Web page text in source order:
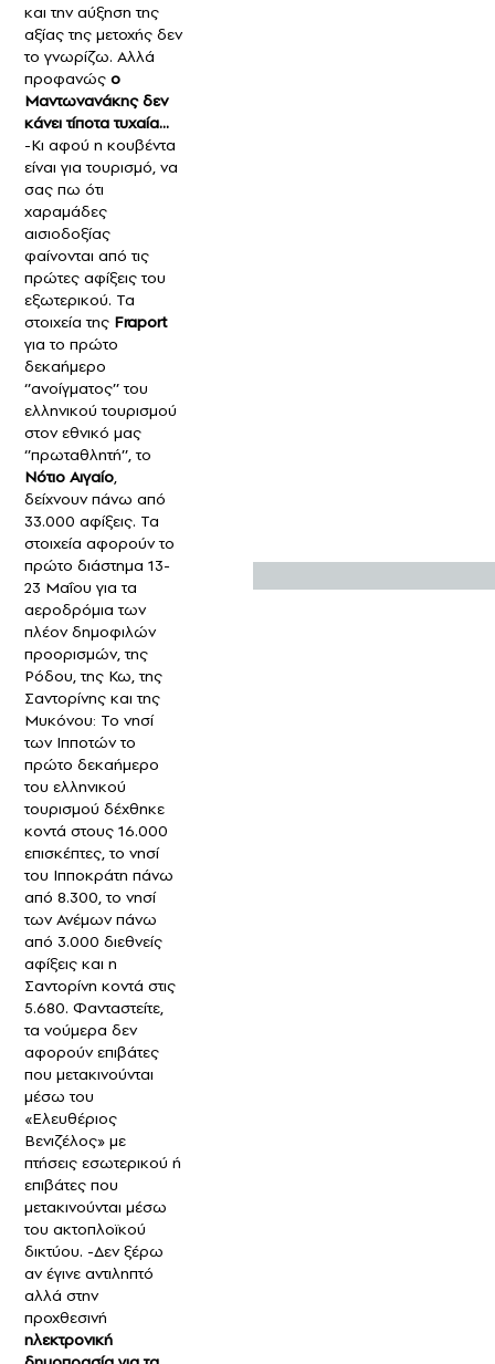
και την αύξηση της
αξίας της μετοχής δεν
το γνωρίζω. Αλλά
προφανώς ο
Μαντωνανάκης δεν
κάνει τίποτα τυχαία…
-Κι αφού η κουβέντα
είναι για τουρισμό, να
σας πω ότι
χαραμάδες
αισιοδοξίας
φαίνονται από τις
πρώτες αφίξεις του
εξωτερικού. Τα
στοιχεία της Fraport
για το πρώτο
δεκαήμερο
‘’ανοίγματος’’ του
ελληνικού τουρισμού
στον εθνικό μας
‘’πρωταθλητή’’, το
Νότιο Αιγαίο,
δείχνουν πάνω από
33.000 αφίξεις. Τα
στοιχεία αφορούν το
πρώτο διάστημα 13-
23 Μαΐου για τα
αεροδρόμια των
πλέον δημοφιλών
προορισμών, της
Ρόδου, της Κω, της
Σαντορίνης και της
Μυκόνου: Το νησί
των Ιπποτών το
πρώτο δεκαήμερο
του ελληνικού
τουρισμού δέχθηκε
κοντά στους 16.000
επισκέπτες, το νησί
του Ιπποκράτη πάνω
από 8.300, το νησί
των Ανέμων πάνω
από 3.000 διεθνείς
αφίξεις και η
Σαντορίνη κοντά στις
5.680. Φανταστείτε,
τα νούμερα δεν
αφορούν επιβάτες
που μετακινούνται
μέσω του
«Ελευθέριος
Βενιζέλος» με
πτήσεις εσωτερικού ή
επιβάτες που
μετακινούνται μέσω
του ακτοπλοϊκού
δικτύου. -Δεν ξέρω
αν έγινε αντιληπτό
αλλά στην
προχθεσινή
ηλεκτρονική